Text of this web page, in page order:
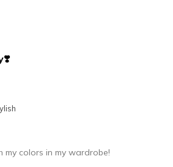
are for Wearing
my colors in my wardrobe!